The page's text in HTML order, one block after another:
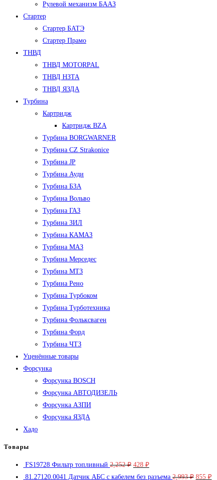
Рулевой механизм БААЗ
Стартер
Стартер БАТЭ
Стартер Прамо
ТНВД
ТНВД MOTORPAL
ТНВД НЗТА
ТНВД ЯЗДА
Турбина
Картридж
Картридж BZA
Турбина BORGWARNER
Турбина CZ Strakonice
Турбина JP
Турбина Ауди
Турбина БЗА
Турбина Вольво
Турбина ГАЗ
Турбина ЗИЛ
Турбина КАМАЗ
Турбина МАЗ
Турбина Мерседес
Турбина МТЗ
Турбина Рено
Турбина Турбоком
Турбина Турботехника
Турбина Фольксваген
Турбина Форд
Турбина ЧТЗ
Уценённые товары
Форсунка
Форсунка BOSCH
Форсунка АВТОДИЗЕЛЬ
Форсунка АЗПИ
Форсунка ЯЗДА
Хадо
Товары
FS19728 Фильтр топливный 2,252₽ Первоначальная
цена
428 ₽Текущая
цена:
81.27120.0041 Датчик АБС с кабелем без разъема 2,993₽ 855 ₽